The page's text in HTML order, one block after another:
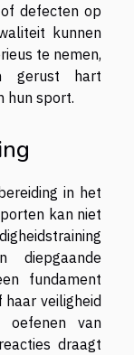
defecten op
kunnen
te nemen,
gerust hart
hun sport.
in het
kan niet
fundament
veiligheid
oefenen van
draagt